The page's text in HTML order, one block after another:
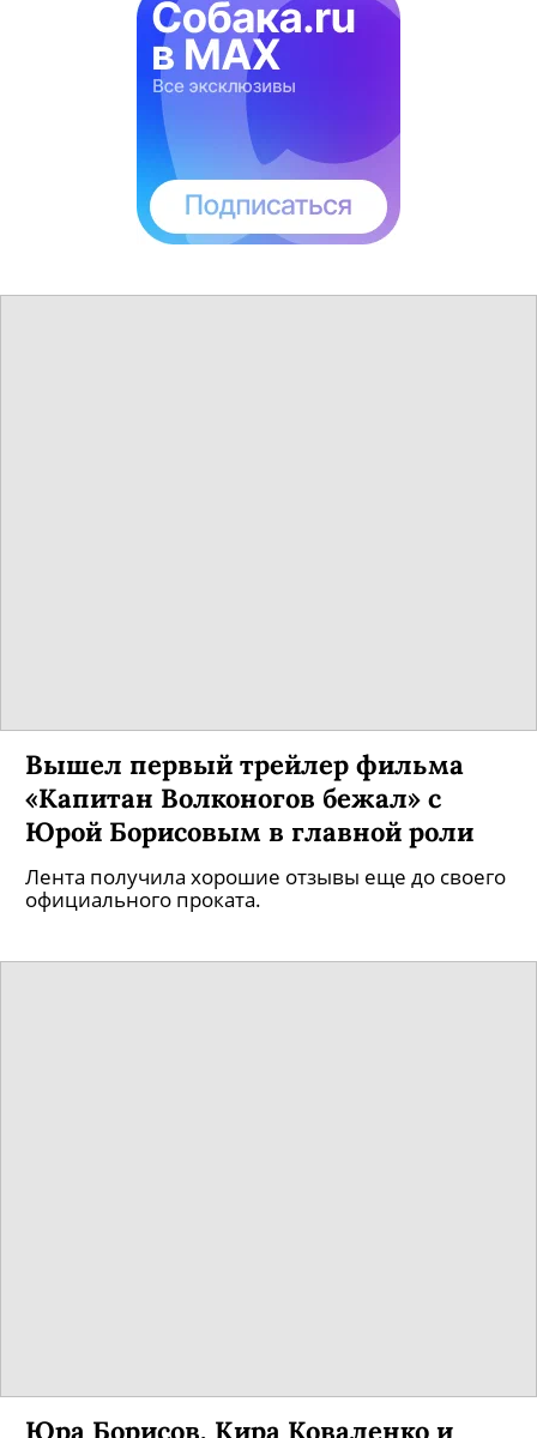
Вышел первый трейлер фильма
«Капитан Волконогов бежал» с
Юрой Борисовым в главной роли
Лента получила хорошие отзывы еще до своего
официального проката.
Юра Борисов, Кира Коваленко и